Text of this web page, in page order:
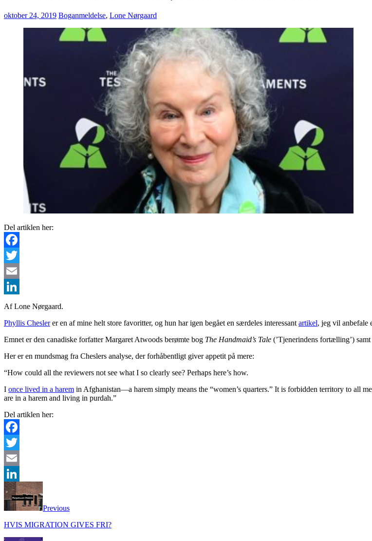
oktober 24, 2019 Boganmeldelse, Lone Nørgaard
Del artiklen her:
Facebook
Twitter
Email
LinkedIn
Af Lone Nørgaard.
Phyllis Cheslerer en af mine helt store favoritter, og hun har igen begået en særdeles interessant artikel, jeg vil anbefale
Emnet er den canadiske forfatter Margaret Atwoods berømte bog The Handmaid’s Tale (’Tjenerindens fortælling’)
Her er en mundsmag fra Cheslers analyse, der forhåbentligt giver appetit på mere:
“How could all the reviewers not see what I so clearly see? Perhaps here’s how.
I once lived in a harem in Afghanistan—a harem simply means the “women’s quarters.” It is forbidden territory to all
are in a harem and living in purdah.”
Del artiklen her:
Facebook
Twitter
Email
LinkedIn
Previous
HVIS MIGRATION GIVES FRI?